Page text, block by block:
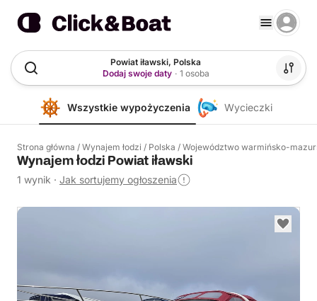
Powiat iławski, Polska
Dodaj swoje daty · 1 osoba
Wszystkie wypożyczenia Wycieczki
Strona główna / Wynajem łodzi / Polska / Województwo warmińsko-
Wynajem łodzi Powiat iławski
1 wynik · Jak sortujemy ogłoszenia